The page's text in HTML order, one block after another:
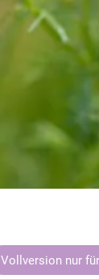
Vollversion nur